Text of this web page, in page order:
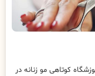
کوتاهی مو زنانه در